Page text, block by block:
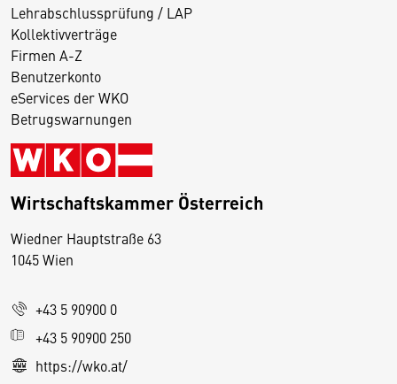
Lehrabschlussprüfung / LAP
Kollektivverträge
Firmen A-Z
Benutzerkonto
eServices der WKO
Betrugswarnungen
Wirtschaftskammer Österreich
Wiedner Hauptstraße 63
1045 Wien
+43 5 90900 0
+43 5 90900 250
https://wko.at/
D
s
e
S